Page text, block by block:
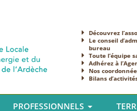
Découvrez
Le conseil
bureau
Toute l’équipe
Adhérez à
Nos
Bilans
PROFESSIONNELS